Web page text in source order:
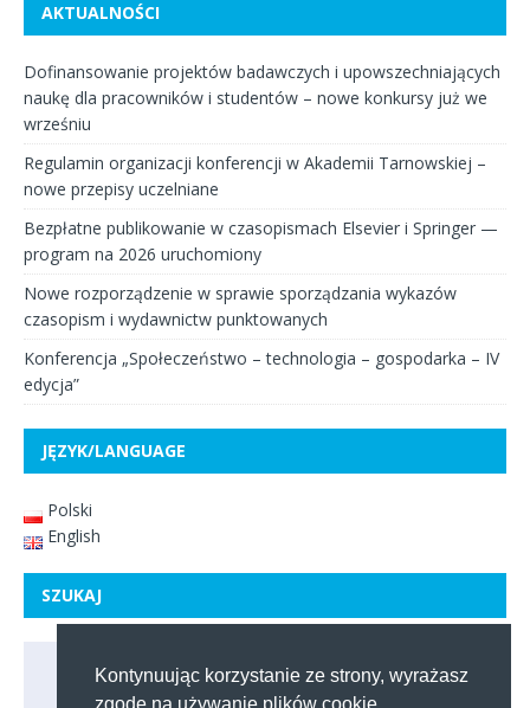
AKTUALNOŚCI
Dofinansowanie projektów badawczych i upowszechniających
naukę dla pracowników i studentów – nowe konkursy już we
wrześniu
Regulamin organizacji konferencji w Akademii Tarnowskiej –
nowe przepisy uczelniane
Bezpłatne publikowanie w czasopismach Elsevier i Springer —
program na 2026 uruchomiony
Nowe rozporządzenie w sprawie sporządzania wykazów
czasopism i wydawnictw punktowanych
Konferencja „Społeczeństwo – technologia – gospodarka – IV
edycja”
JĘZYK/LANGUAGE
Polski
English
SZUKAJ
Kontynuując korzystanie ze strony, wyrażasz